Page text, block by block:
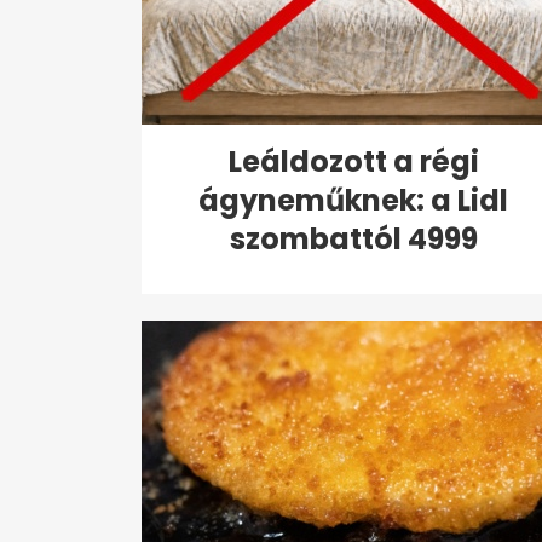
Leáldozott a régi
ágyneműknek: a Lidl
szombattól 4999